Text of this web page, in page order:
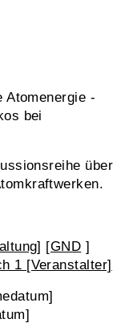
Atomenergie -
bei
über
[GND ]
1 [Veranstalter]